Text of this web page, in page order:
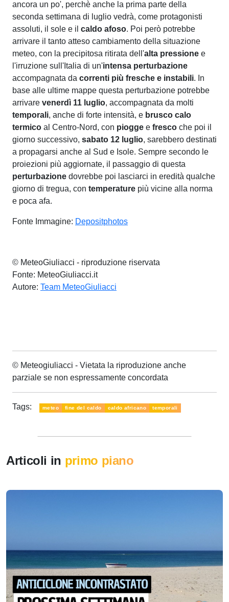
ancora un po', perchè anche la prima parte della
seconda settimana di luglio vedrà, come protagonisti
assoluti, il sole e il caldo afoso. Poi però potrebbe
arrivare il tanto atteso cambiamento della situazione
meteo, con la precipitosa ritirata dell'alta pressione e
l'irruzione sull'Italia di un'intensa perturbazione
accompagnata da correnti più fresche e instabili. In
base alle ultime mappe questa perturbazione potrebbe
arrivare venerdì 11 luglio, accompagnata da molti
temporali, anche di forte intensità, e brusco calo
termico al Centro-Nord, con piogge e fresco che poi il
giorno successivo, sabato 12 luglio, sarebbero destinati
a propagarsi anche al Sud e Isole. Sempre secondo le
proiezioni più aggiornate, il passaggio di questa
perturbazione dovrebbe poi lasciarci in eredità qualche
giorno di tregua, con temperature più vicine alla norma
e poca afa.
Fonte Immagine: Depositphotos
© MeteoGiuliacci - riproduzione riservata
Fonte: MeteoGiuliacci.it
Autore: Team MeteoGiuliacci
© Meteogiuliacci - Vietata la riproduzione anche
parziale se non espressamente concordata
Tags: meteo fine del caldo caldo africano temporali
Articoli in primo piano